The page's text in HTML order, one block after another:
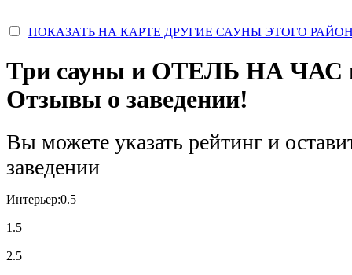
ПОКАЗАТЬ НА КАРТЕ ДРУГИЕ САУНЫ ЭТОГО
Три сауны и ОТЕЛЬ НА ЧАС
Отзывы о заведении!
Вы можете указать рейтинг и
заведении
Интерьер:0.5
1.5
2.5